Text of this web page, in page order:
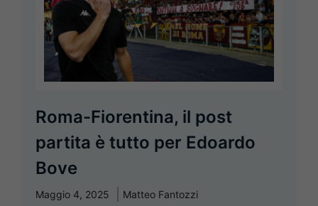
Roma-Fiorentina, il post
partita è tutto per Edoardo
Bove
Maggio 4, 2025 Matteo Fantozzi